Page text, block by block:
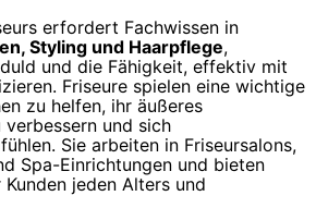
erfordert Fachwissen in
Styling und Haarpflege,
und die Fähigkeit, effektiv mit
Friseure spielen eine wichtige
zu helfen, ihr äußeres
und sich
Sie arbeiten in Friseursalons,
Spa-Einrichtungen und bieten
jeden Alters und